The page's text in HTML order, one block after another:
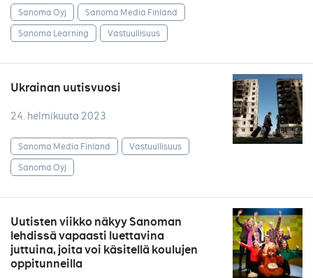
Sanoma Oyj
Sanoma Media Finland
Sanoma Learning
Vastuullisuus
Ukrainan uutisvuosi
24. helmikuuta 2023
Sanoma Media Finland
Vastuullisuus
Sanoma Oyj
Uutisten viikko näkyy Sanoman
lehdissä vapaasti luettavina
juttuina, joita voi käsitellä koulujen
oppitunneilla